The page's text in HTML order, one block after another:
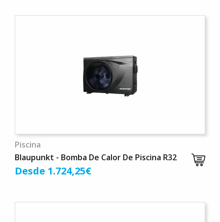
Piscina
Blaupunkt - Bomba De Calor De Piscina R32
Desde 1.724,25€